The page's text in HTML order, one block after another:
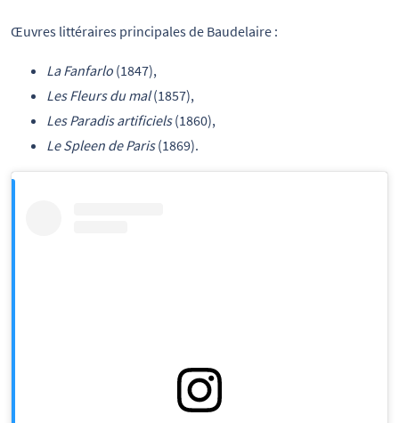
Œuvres littéraires principales de Baudelaire :
La Fanfarlo (1847),
Les Fleurs du mal(1857),
Les Paradis artificiels(1860),
Le Spleen de Paris(1869).